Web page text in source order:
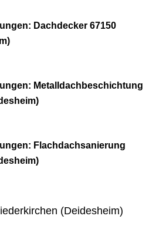
Dachdecker 67150
Metalldachbeschichtung
Flachdachsanierung
(Deidesheim)